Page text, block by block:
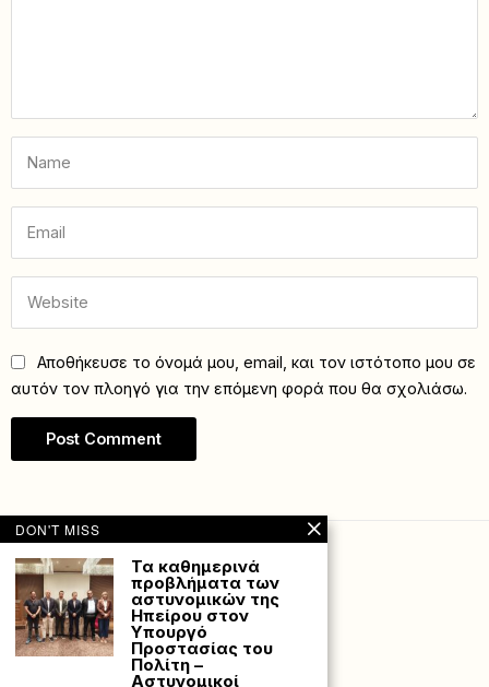
Αποθήκευσε το όνομά μου, email, και τον ιστότοπο μου σε
αυτόν τον πλοηγό για την επόμενη φορά που θα σχολιάσω.
DON'T MISS
Τα καθημερινά
προβλήματα των
αστυνομικών της
Ηπείρου στον
Υπουργό
Προστασίας του
Πολίτη –
Αστυνομικοί